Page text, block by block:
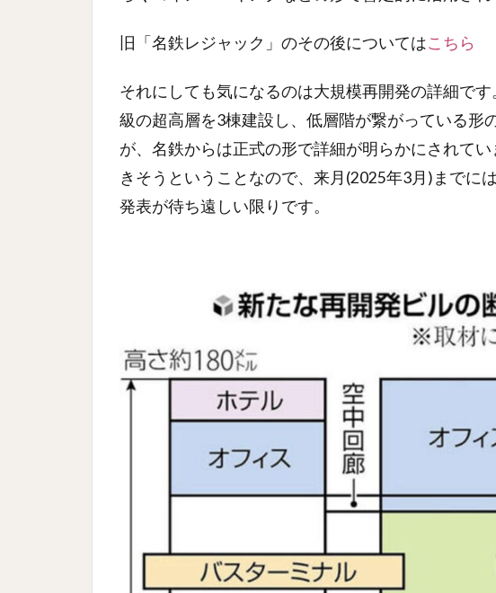
旧「名鉄レジャック」のその後についてはこちら
それにしても気になるのは大規模再開発の詳細で
級の超高層を3棟建設し、低層階が繋がっている形
が、名鉄からは正式の形で詳細が明らかにされて
きそうということなので、来月(2025年3月)までに
発表が待ち遠しい限りです。